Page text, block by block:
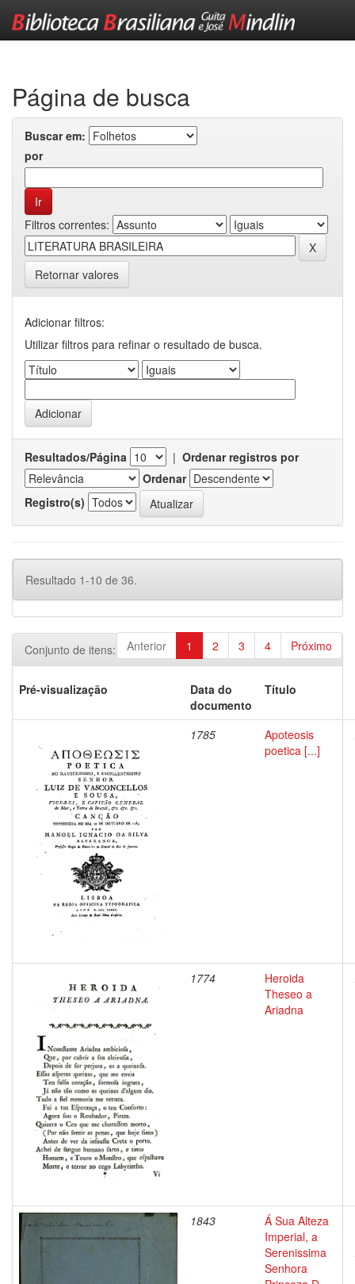
Página de busca
Buscar em:
por
Filtros correntes:
Retornar valores
Adicionar filtros:
Utilizar filtros para refinar o resultado de busca.
Resultados/Página | Ordenar registros por
Ordenar
Registro(s)
Resultado 1-10 de 36.
Anterior 1 2 3 4 Próximo
Conjunto de itens:
Pré-visualização
Data do
documento
Título
1785
Apoteosis
poetica [...]
1774
Heroida
Theseo a
Ariadna
1843
Á Sua Alteza
Imperial, a
Serenissima
Senhora